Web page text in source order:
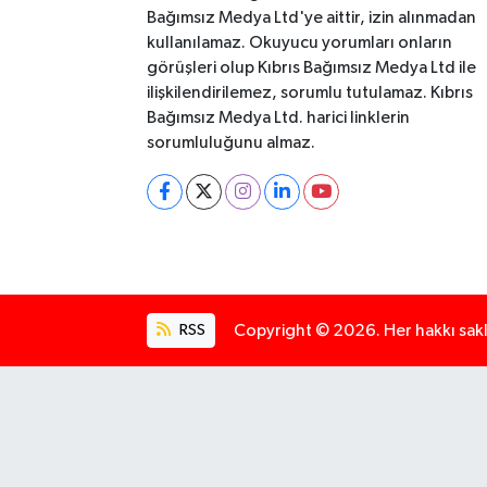
Bağımsız Medya Ltd'ye aittir, izin alınmadan
kullanılamaz. Okuyucu yorumları onların
görüşleri olup Kıbrıs Bağımsız Medya Ltd ile
ilişkilendirilemez, sorumlu tutulamaz. Kıbrıs
Bağımsız Medya Ltd. harici linklerin
sorumluluğunu almaz.
RSS Copyright © 2026. Her hakkı